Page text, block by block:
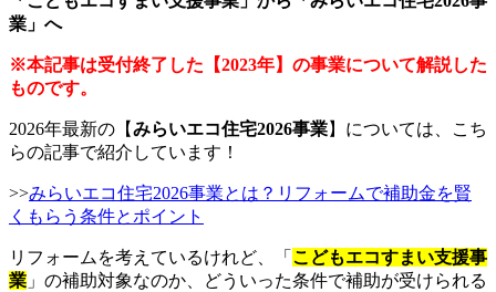
業」へ
※本記事は受付終了した【2023年】の事業について解説した
ものです。
2026年最新の【みらいエコ住宅2026事業】については、こち
らの記事で紹介しています！
>>みらいエコ住宅2026事業とは？リフォームで補助金を賢
くもらう条件とポイント
リフォームを考えているけれど、「 こどもエコすまい支援事
業 」の補助対象なのか、どういった条件で補助が受けられる